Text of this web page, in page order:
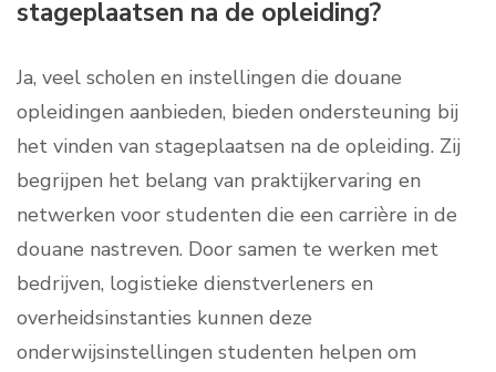
stageplaatsen na de opleiding?
Ja, veel scholen en instellingen die douane
opleidingen aanbieden, bieden ondersteuning bij
het vinden van stageplaatsen na de opleiding. Zij
begrijpen het belang van praktijkervaring en
netwerken voor studenten die een carrière in de
douane nastreven. Door samen te werken met
bedrijven, logistieke dienstverleners en
overheidsinstanties kunnen deze
onderwijsinstellingen studenten helpen om